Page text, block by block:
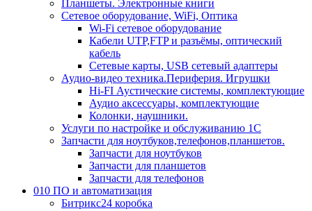
Планшеты. Электронные книги
Сетевое оборудование, WiFi, Оптика
Wi-Fi сетевое оборудование
Кабели UTP,FTP и разъёмы, оптический
кабель
Сетевые карты, USB сетевый адаптеры
Аудио-видео техника.Периферия. Игрушки
Hi-FI Аустические системы, комплектующие
Аудио аксессуары, комплектующие
Колонки, наушники.
Услуги по настройке и обслуживанию 1С
Запчасти для ноутбуков,телефонов,планшетов.
Запчасти для ноутбуков
Запчасти для планшетов
Запчасти для телефонов
010 ПО и автоматизация
Битрикс24 коробка